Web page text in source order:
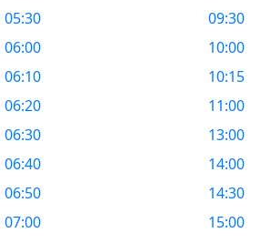
05:30
06:00
06:10
06:20
06:30
06:40
06:50
07:00
09:30
10:00
10:15
11:00
13:00
14:00
14:30
15:00